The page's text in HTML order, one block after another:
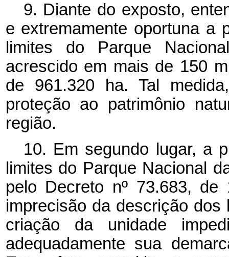
9. Diante do exposto,
e extremamente oportuna a
limites do Parque
acrescido em mais de 150
de 961.320 ha. Tal
proteção ao patrimônio
região.
10. Em segundo lugar, a
limites do Parque Nacional
pelo Decreto nº 73.683,
imprecisão da descrição
criação da unidade
adequadamente sua